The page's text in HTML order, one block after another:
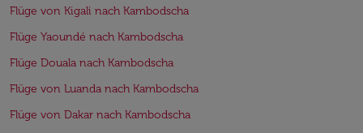
Flüge von Kigali nach Kambodscha
Flüge Yaoundé nach Kambodscha
Flüge Douala nach Kambodscha
Flüge von Luanda nach Kambodscha
Flüge von Dakar nach Kambodscha